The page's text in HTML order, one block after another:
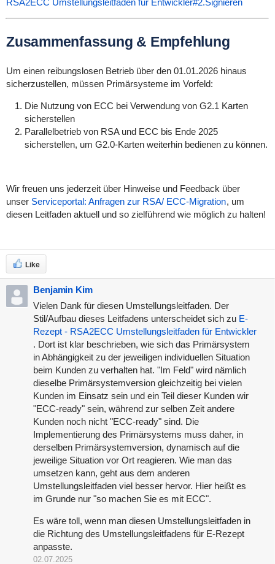
RSA2ECC Umstellungsleitfaden für Entwickler#2.Signieren
Zusammenfassung & Empfehlung
Um einen reibungslosen Betrieb über den 01.01.2026 hinaus
sicherzustellen, müssen Primärsysteme im Vorfeld:
Die Nutzung von ECC bei Verwendung von G2.1 Karten
sicherstellen
Parallelbetrieb von RSA und ECC bis Ende 2025
sicherstellen, um G2.0-Karten weiterhin bedienen zu können.
Wir freuen uns jederzeit über Hinweise und Feedback über
unser Serviceportal: Anfragen zur RSA/ ECC-Migration, um
diesen Leitfaden aktuell und so zielführend wie möglich zu halten!
Like
Benjamin Kim
Vielen Dank für diesen Umstellungsleitfaden. Der
Stil/Aufbau dieses Leitfadens unterscheidet sich zu E-
Rezept - RSA2ECC Umstellungsleitfaden für Entwickler
. Dort ist klar beschrieben, wie sich das Primärsystem
in Abhängigkeit zu der jeweiligen individuellen Situation
beim Kunden zu verhalten hat. "Im Feld" wird nämlich
dieselbe Primärsystemversion gleichzeitig bei vielen
Kunden im Einsatz sein und ein Teil dieser Kunden wir
"ECC-ready" sein, während zur selben Zeit andere
Kunden noch nicht "ECC-ready" sind. Die
Implementierung des Primärsystems muss daher, in
derselben Primärsystemversion, dynamisch auf die
jeweilige Situation vor Ort reagieren. Wie man das
umsetzen kann, geht aus dem anderen
Umstellungsleitfaden viel besser hervor. Hier heißt es
im Grunde nur "so machen Sie es mit ECC".
Es wäre toll, wenn man diesen Umstellungsleitfaden in
die Richtung des Umstellungsleitfadens für E-Rezept
anpasste.
02.07.2025